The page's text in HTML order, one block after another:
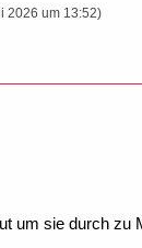
2026 um 13:52)
um sie durch zu